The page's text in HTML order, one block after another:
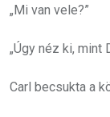
„Mi van vele?”
„Úgy néz ki, mint
Carl becsukta a